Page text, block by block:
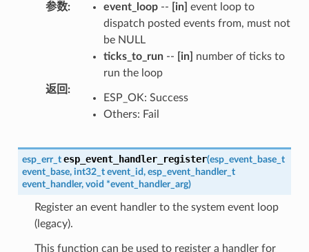
参数: event_loop-- [in] event loop to
dispatch posted events from, must not
be NULL
ticks_to_run-- [in]
number of ticks to
run the loop
返回 :
ESP_OK: Success
Others: Fail
esp_err_t esp_event_handler_register(esp_event_base_t
event_base, int32_t event_id, esp_event_handler_t
event_handler, void *event_handler_arg)
Register an event handler to the system event loop
(legacy).
This function can be used to register a handler for